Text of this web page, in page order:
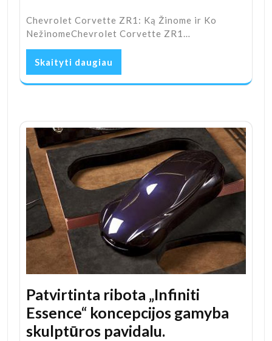
Chevrolet Corvette ZR1: Ką Žinome ir Ko
NežinomeChevrolet Corvette ZR1…
Skaityti daugiau
Patvirtinta ribota „Infiniti
Essence“ koncepcijos gamyba
skulptūros pavidalu.